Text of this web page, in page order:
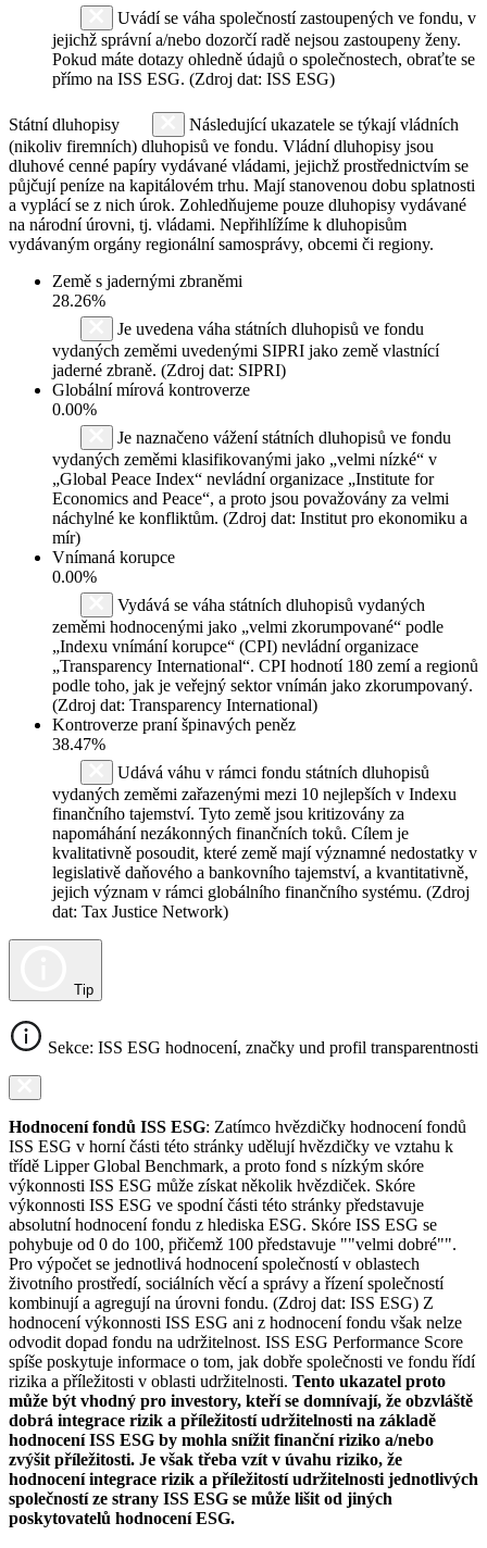
Uvádí se váha společností zastoupených ve fondu, v
jejichž správní a/nebo dozorčí radě nejsou zastoupeny ženy.
Pokud máte dotazy ohledně údajů o společnostech, obraťte se
přímo na ISS ESG. (Zdroj dat: ISS ESG)
Státní dluhopisy
Následující ukazatele se týkají vládních
(nikoliv firemních) dluhopisů ve fondu. Vládní dluhopisy jsou
dluhové cenné papíry vydávané vládami, jejichž prostřednictvím se
půjčují peníze na kapitálovém trhu. Mají stanovenou dobu splatnosti
a vyplácí se z nich úrok. Zohledňujeme pouze dluhopisy vydávané
na národní úrovni, tj. vládami. Nepřihlížíme k dluhopisům
vydávaným orgány regionální samosprávy, obcemi či regiony.
Země s jadernými zbraněmi
28.26%
Je uvedena váha státních dluhopisů ve fondu
vydaných zeměmi uvedenými SIPRI jako země vlastnící
jaderné zbraně. (Zdroj dat: SIPRI)
Globální mírová kontroverze
0.00%
Je naznačeno vážení státních dluhopisů ve fondu
vydaných zeměmi klasifikovanými jako „velmi nízké“ v
„Global Peace Index“ nevládní organizace „Institute for
Economics and Peace“, a proto jsou považovány za velmi
náchylné ke konfliktům. (Zdroj dat: Institut pro ekonomiku a
mír)
Vnímaná korupce
0.00%
Vydává se váha státních dluhopisů vydaných
zeměmi hodnocenými jako „velmi zkorumpované“ podle
„Indexu vnímání korupce“ (CPI) nevládní organizace
„Transparency International“. CPI hodnotí 180 zemí a regionů
podle toho, jak je veřejný sektor vnímán jako zkorumpovaný.
(Zdroj dat: Transparency International)
Kontroverze praní špinavých peněz
38.47%
Udává váhu v rámci fondu státních dluhopisů
vydaných zeměmi zařazenými mezi 10 nejlepších v Indexu
finančního tajemství. Tyto země jsou kritizovány za
napomáhání nezákonných finančních toků. Cílem je
kvalitativně posoudit, které země mají významné nedostatky v
legislativě daňového a bankovního tajemství, a kvantitativně,
jejich význam v rámci globálního finančního systému. (Zdroj
dat: Tax Justice Network)
Tip
Sekce: ISS ESG hodnocení, značky und profil transparentnosti
Hodnocení fondů ISS ESG: Zatímco hvězdičky hodnocení fondů
ISS ESG v horní části této stránky udělují hvězdičky ve vztahu k
třídě Lipper Global Benchmark, a proto fond s nízkým skóre
výkonnosti ISS ESG může získat několik hvězdiček. Skóre
výkonnosti ISS ESG ve spodní části této stránky představuje
absolutní hodnocení fondu z hlediska ESG. Skóre ISS ESG se
pohybuje od 0 do 100, přičemž 100 představuje ""velmi dobré"".
Pro výpočet se jednotlivá hodnocení společností v oblastech
životního prostředí, sociálních věcí a správy a řízení společností
kombinují a agregují na úrovni fondu. (Zdroj dat: ISS ESG) Z
hodnocení výkonnosti ISS ESG ani z hodnocení fondu však nelze
odvodit dopad fondu na udržitelnost. ISS ESG Performance Score
spíše poskytuje informace o tom, jak dobře společnosti ve fondu řídí
rizika a příležitosti v oblasti udržitelnosti. Tento ukazatel proto
může být vhodný pro investory, kteří se domnívají, že obzvláště
dobrá integrace rizik a příležitostí udržitelnosti na základě
hodnocení ISS ESG by mohla snížit finanční riziko a/nebo
zvýšit příležitosti. Je však třeba vzít v úvahu riziko, že
hodnocení integrace rizik a příležitostí udržitelnosti jednotlivých
společností ze strany ISS ESG se může lišit od jiných
poskytovatelů hodnocení ESG.